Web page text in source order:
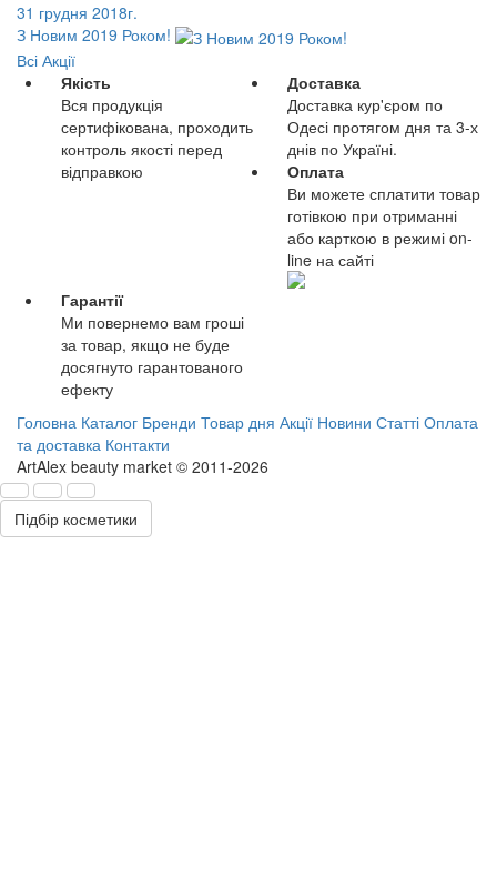
31 грудня 2018г.
З Новим 2019 Роком!
Всі Акції
Якість
Вся продукція
сертифікована, проходить
контроль якості перед
відправкою
Доставка
Доставка кур'єром по
Одесі протягом дня та 3-х
днів по Україні.
Оплата
Ви можете сплатити товар
готівкою при отриманні
або карткою в режимі on-
line на сайті
Гарантії
Ми повернемо вам гроші
за товар, якщо не буде
досягнуто гарантованого
ефекту
Головна Каталог Бренди Товар дня Акції Новини Статті Оплата
та доставка Контакти
ArtAlex beauty market © 2011-2026
Підбір косметики